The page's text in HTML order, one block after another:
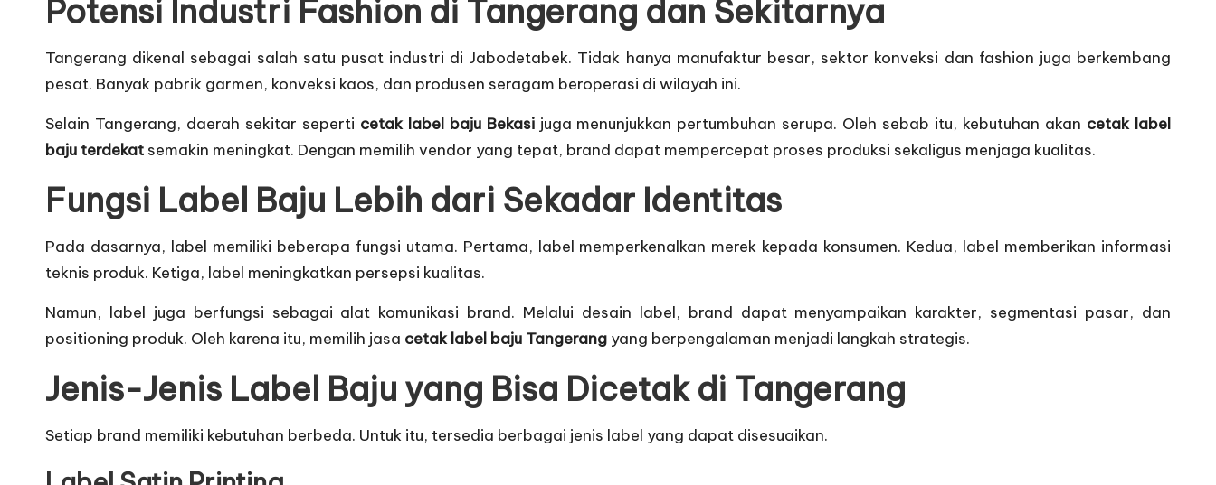
Potensi Industri Fashion di Tangerang dan Sekitarnya
Tangerang dikenal sebagai salah satu pusat industri di Jabodetabek. Tidak hanya manufaktur besar, sektor konveksi dan fashion juga berkembang
pesat. Banyak pabrik garmen, konveksi kaos, dan produsen seragam beroperasi di wilayah ini.
Selain Tangerang, daerah sekitar seperti cetak label baju Bekasijuga menunjukkan pertumbuhan serupa. Oleh sebab itu, kebutuhan akan cetak label
baju terdekat semakin meningkat. Dengan memilih vendor yang tepat, brand dapat mempercepat proses produksi sekaligus menjaga kualitas.
Fungsi Label Baju Lebih dari Sekadar Identitas
Pada dasarnya, label memiliki beberapa fungsi utama. Pertama, label memperkenalkan merek kepada konsumen. Kedua, label memberikan informasi
teknis produk. Ketiga, label meningkatkan persepsi kualitas.
Namun, label juga berfungsi sebagai alat komunikasi brand. Melalui desain label, brand dapat menyampaikan karakter, segmentasi pasar, dan
positioning produk. Oleh karena itu, memilih jasa cetak label baju Tangerang yang berpengalaman menjadi langkah strategis.
Jenis-Jenis Label Baju yang Bisa Dicetak di Tangerang
Setiap brand memiliki kebutuhan berbeda. Untuk itu, tersedia berbagai jenis label yang dapat disesuaikan.